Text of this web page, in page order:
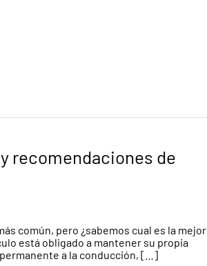
recomendaciones de
común, pero ¿sabemos cual es la mejor
está obligado a mantener su propia
a la conducción, […]